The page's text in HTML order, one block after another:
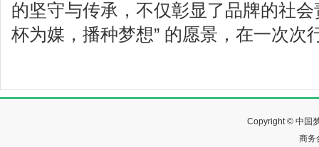
的坚守与传承，不仅彰显了品牌的社
杯为媒，播种梦想” 的愿景，在一次次
Copyright © 中国
商